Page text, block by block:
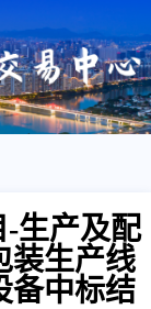
生产及配
装生产线
备中标结